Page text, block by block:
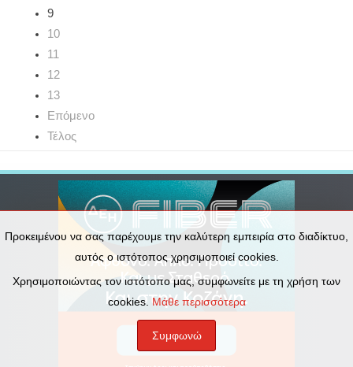
9
10
11
12
13
Επόμενο
Τέλος
Προκειμένου να σας παρέχουμε την καλύτερη εμπειρία στο διαδίκτυο,
αυτός ο ιστότοπος χρησιμοποιεί cookies.
Χρησιμοποιώντας τον ιστότοπο μας, συμφωνείτε με τη χρήση των
cookies. Μάθε περισσότερα
Συμφωνώ